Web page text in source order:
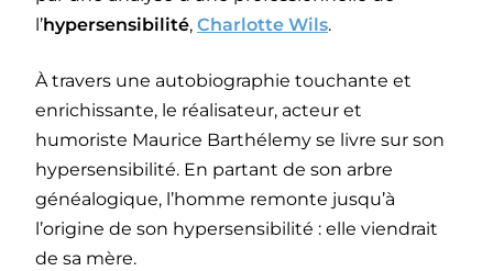
l’hypersensibilité, Charlotte Wils.
À travers une autobiographie touchante et
enrichissante, le réalisateur, acteur et
humoriste Maurice Barthélemy se livre sur son
hypersensibilité. En partant de son arbre
généalogique, l’homme remonte jusqu’à
l’origine de son hypersensibilité : elle viendrait
de sa mère.